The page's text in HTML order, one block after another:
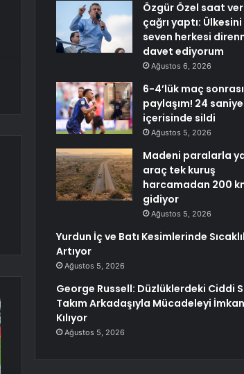
Özgür Özel saat
çağrı yaptı: Ülkesini
seven herkesi
davet ediyorum
Ağustos 6, 2026
6-4’lük maç
paylaşım! 24 saniye
içerisinde sildi
Ağustos 5, 2026
Madeni paralarla
araç tek kuruş
harcamadan 200
gidiyor
Ağustos 5, 2026
Yurdun İç ve Batı Kesimlerinde
Artıyor
Ağustos 5, 2026
George Russell: Düzlüklerdeki Ciddi
Takım Arkadaşıyla Mücadeleyi
Kılıyor
Ağustos 5, 2026